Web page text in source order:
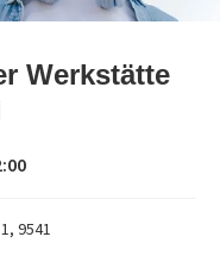
Werkstätte
9541